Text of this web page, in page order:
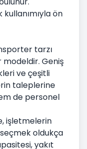
ön
tarzı
modeldir. Geniş
ve çeşitli
taleplerine
de personel
işletmelerin
oldukça
yakıt